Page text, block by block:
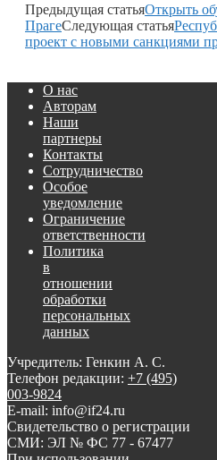
Предыдущая статьяОткрыть
ПрагеСледующая статья
проект с новыми санкциями
О нас
Авторам
Наши
партнеры
Контакты
Сотрудничество
Особое
уведомление
Ограничение
ответственности
Политика
в
отношении
обработки
персональных
данных
Учредитель: Генкин А. С.
Телефон редакции: +7 (495)
003-9824
E-mail: info@if24.ru
Свидетельство о регистрации
СМИ: ЭЛ № ФС 77 - 67477